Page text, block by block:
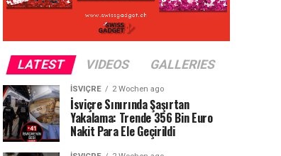
İSVIÇRE 2 Wochen ago
1 Ağustos’tan İtibaren
İsviçre’de Neler
İşte Vatandaşları
Yeni Düzenlemeler
LATEST VIDEOS GALLERIES
İSVIÇRE 2 Wochen ago
İsviçre Sınırında Şaşırtan
Yakalama: Trende 356 Bin Euro
Nakit Para Ele Geçirildi